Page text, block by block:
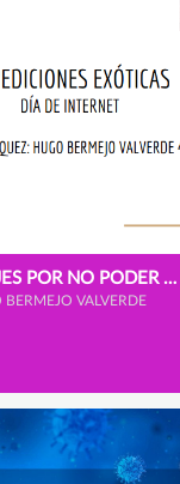
APP PARA VIAJES POR NO PODER DESPLAZARSE POR EL COVID
VALVERDE